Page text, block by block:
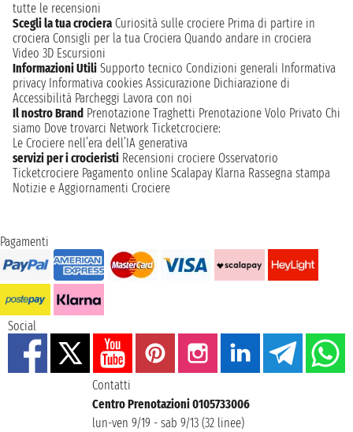
tutte le recensioni
Scegli la tua crociera Curiosità sulle crociere Prima di partire in
crociera Consigli per la tua Crociera Quando andare in crociera
Video 3D Escursioni
Informazioni Utili Supporto tecnico Condizioni generali Informativa
privacy Informativa cookies Assicurazione Dichiarazione di
Accessibilità Parcheggi Lavora con noi
Il nostro Brand Prenotazione Traghetti Prenotazione Volo Privato Chi
siamo Dove trovarci Network Ticketcrociere:
Le Crociere nell’era dell’IA generativa
servizi per i crocieristi Recensioni crociere Osservatorio
Ticketcrociere Pagamento online Scalapay Klarna Rassegna stampa
Notizie e Aggiornamenti Crociere
Pagamenti
Social
Contatti
Centro Prenotazioni 0105733006
lun-ven 9/19 - sab 9/13 (32 linee)